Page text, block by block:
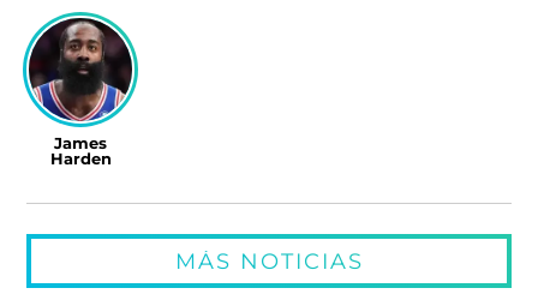
James
Harden
MÁS NOTICIAS